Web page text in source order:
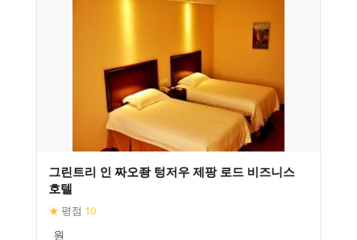
그린트리 인 짜오좡 텅저우 제팡 로드 비즈니스
호텔
★ 평점 10